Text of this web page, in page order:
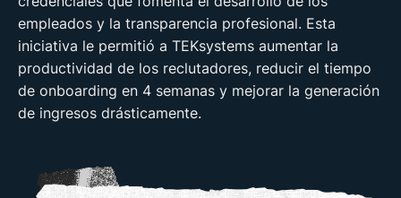
empleados y la transparencia profesional. Esta
iniciativa le permitió a TEKsystems aumentar la
productividad de los reclutadores, reducir el tiempo
de onboarding en 4 semanas y mejorar la generación
de ingresos drásticamente.